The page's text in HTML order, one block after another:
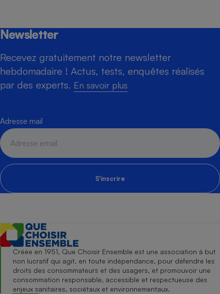
Newsletter
Recevez gratuitement notre newsletter
hebdomadaire ! Actus, tests, enquêtes réalisés
par des experts. En savoir plus
Adresse mail
S'inscrire
Créée en 1951, Que Choisir Ensemble est une association à but
non lucratif qui agit, en toute indépendance, pour défendre les
droits des consommateurs et des usagers, et promouvoir une
consommation responsable, accessible et respectueuse des
enjeux sanitaires, sociétaux et environnementaux.